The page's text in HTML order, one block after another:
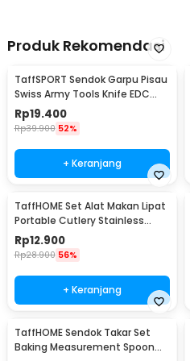
Produk Rekomendasi
TaffSPORT Sendok Garpu Pisau
Swiss Army Tools Knife EDC
6in1 - A007
Rp19.400
Rp39.900 52%
+ Keranjang
TaffHOME Set Alat Makan Lipat
Portable Cutlery Stainless
Steel 410 - AOTU
Rp12.900
Rp28.900 56%
+ Keranjang
TaffHOME Sendok Takar Set
Baking Measurement Spoon